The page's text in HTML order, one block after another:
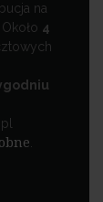
na
4
.